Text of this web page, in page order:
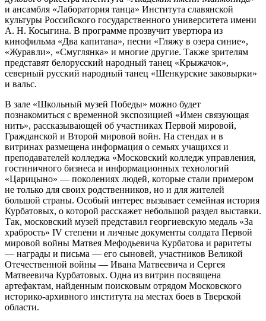
и ансамбля «Лаборатория танца» Института славянской
культуры Российского государственного университета имени
А. Н. Косыгина. В программе прозвучит увертюра из
кинофильма «Два капитана», песни «Гляжу в озера синие»,
«Журавли», «Смуглянка» и многие другие. Также зрителям
представят белорусский народный танец «Крыжачок»,
северный русский народный танец «Шенкурские заковырки»
и вальс.
В зале «Школьный музей Победы» можно будет
познакомиться с временной экспозицией «Имен связующая
нить», рассказывающей об участниках Первой мировой,
Гражданской и Второй мировой войн. На стендах и в
витринах размещена информация о семьях учащихся и
преподавателей колледжа «Московский колледж управления,
гостиничного бизнеса и информационных технологий
«Царицыно» — поколениях людей, которые стали примером
не только для своих родственников, но и для жителей
большой страны. Особый интерес вызывает семейная история
Курбатовых, о которой расскажет небольшой раздел выставки.
Так, московский музей представил георгиевскую медаль «За
храбрость» IV степени и личные документы солдата Первой
мировой войны Матвея Мефодьевича Курбатова и раритеты
— награды и письма — его сыновей, участников Великой
Отечественной войны — Ивана Матвеевича и Сергея
Матвеевича Курбатовых. Одна из витрин посвящена
артефактам, найденным поисковым отрядом Московского
историко-архивного института на местах боев в Тверской
области.